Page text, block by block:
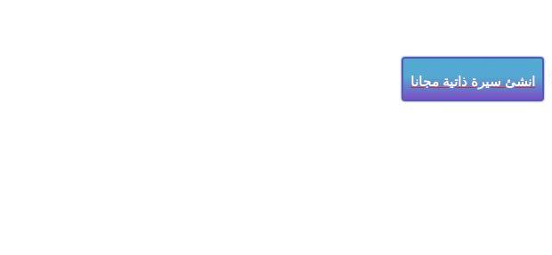
انشئ سيرة ذاتية مجانا